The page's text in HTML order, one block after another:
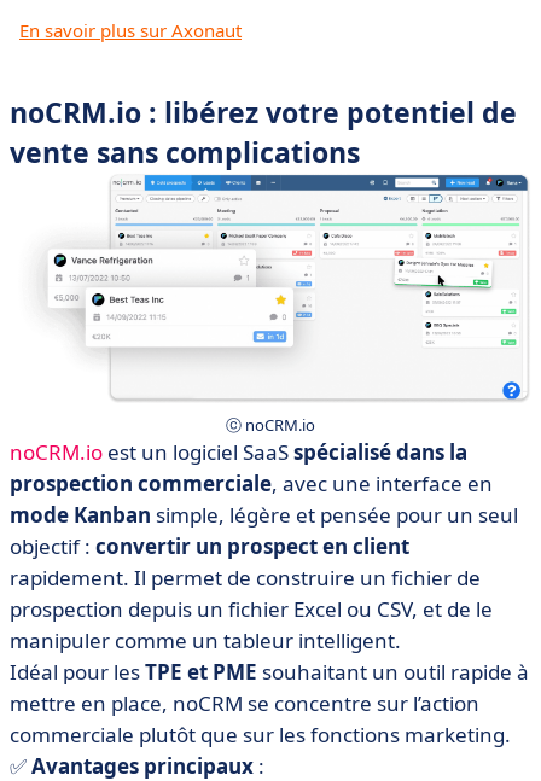
En savoir plus sur Axonaut
noCRM.io : libérez votre potentiel de
vente sans complications
ⓒ noCRM.io
noCRM.io est un logiciel SaaSspécialisé dans la
prospection commerciale, avec une interface en
mode Kanban simple, légère et pensée pour un seul
objectif : convertir un prospect en client
rapidement. Il permet de construire un fichier de
prospection depuis un fichier Excel ou CSV, et de le
manipuler comme un tableur intelligent.
Idéal pour lesTPE et PME souhaitant un outil rapide à
mettre en place, noCRM se concentre sur l’action
commerciale plutôt que sur les fonctions marketing.
✅Avantages principaux :